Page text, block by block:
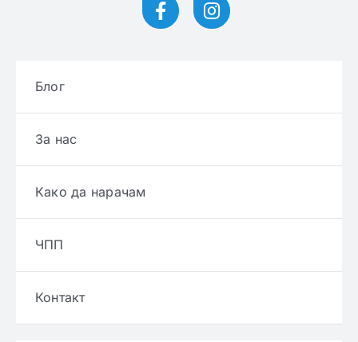
Блог
За нас
Како да нарачам
ЧПП
Контакт